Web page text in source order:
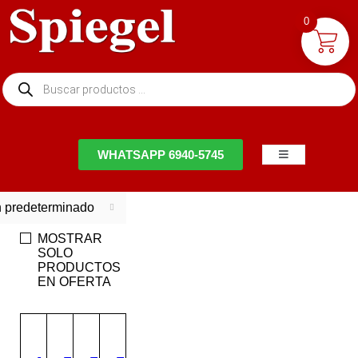
WHATSAPP 6940-5745
predeterminado
MOSTRAR
SOLO
PRODUCTOS
EN OFERTA
0